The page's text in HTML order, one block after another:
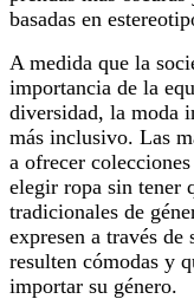
basadas en
A medida que la
importancia de la
diversidad, la moda
más inclusivo. Las
a ofrecer
elegir ropa sin tener
tradicionales de
expresen a través
resulten cómodas y
importar su género.